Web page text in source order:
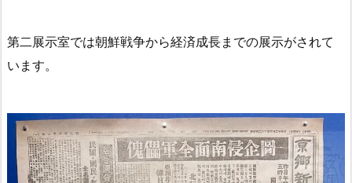
第二展示室では朝鮮戦争から経済成長までの展示がされて
います。